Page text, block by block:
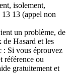
isolement,
13 13 (appel non
un problème, de
de Hasard et les
: Si vous éprouvez
référence ou
gratuitement et